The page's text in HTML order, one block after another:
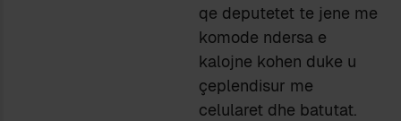
qe deputetet te jene me
komode ndersa e
kalojne kohen duke u
çeplendisur me
celularet dhe batutat.